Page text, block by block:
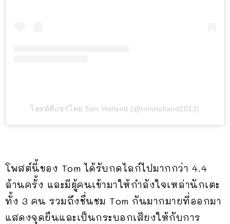
โพสต์ที่แชร์โดย Tom Holland (@tomholland2013)
โพสต์นี้ของ Tom ได้รับกดไลก์ไปมากกว่า 4.4
ล้านครั้ง และมีผู้คนเข้ามาให้กำลังใจเหล่านักเตะ
ทั้ง 3 คน รวมถึงชื่นชม Tom กันมากมายที่ออกมา
แสดงจุดยืนและเป็นกระบอกเสียงให้กับการ